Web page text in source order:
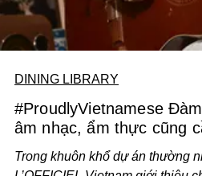
DINING LIBRARY
#ProudlyVietnamese
âm nhạc, ẩm thực cũng
Trong khuôn khổ dự án thường